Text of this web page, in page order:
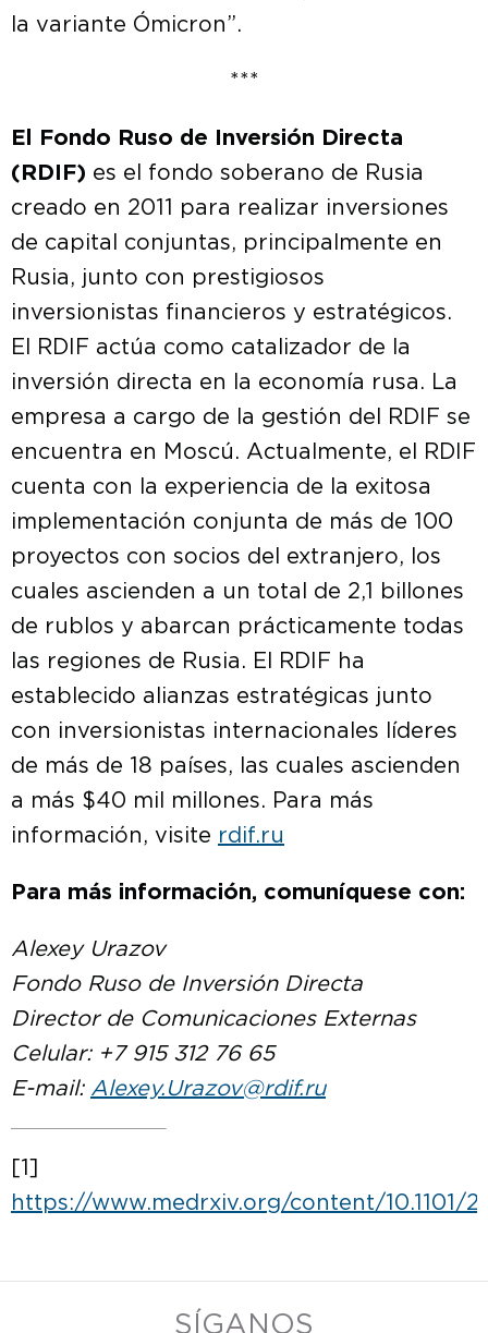
la variante Ómicron”.
***
El Fondo Ruso de Inversión Directa
(RDIF) es el fondo soberano de Rusia
creado en 2011 para realizar inversiones
de capital conjuntas, principalmente en
Rusia, junto con prestigiosos
inversionistas financieros y estratégicos.
El RDIF actúa como catalizador de la
inversión directa en la economía rusa. La
empresa a cargo de la gestión del RDIF se
encuentra en Moscú. Actualmente, el RDIF
cuenta con la experiencia de la exitosa
implementación conjunta de más de 100
proyectos con socios del extranjero, los
cuales ascienden a un total de 2,1 billones
de rublos y abarcan prácticamente todas
las regiones de Rusia. El RDIF ha
establecido alianzas estratégicas junto
con inversionistas internacionales líderes
de más de 18 países, las cuales ascienden
a más $40 mil millones. Para más
información, visite rdif.ru
Para más información, comuníquese con:
Alexey Urazov
Fondo Ruso de Inversión Directa
Director de Comunicaciones Externas
Celular: +7 915 312 76 65
E-mail: Alexey.Urazov@rdif.ru
[1]
https://www.medrxiv.org/content/10.1101/
SÍGANOS